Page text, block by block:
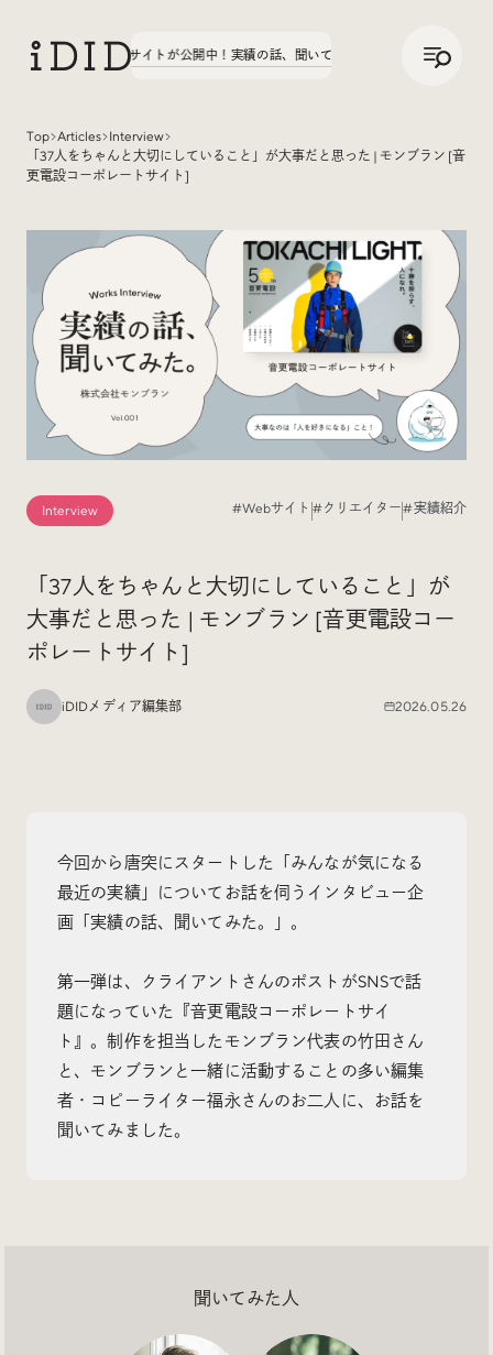
園70周年サイトが公開中！実績の話、聞いてみた。第3弾、八文字学園70周年サイ
JP
Articles
Interview インタビュー
Sites Of Interest 今月の気になるサイト
Events イベント
Other そのほか
Today’s Bookmark
今日のブクマ
れを、ほぼ毎日1つずつ紹介しています。
Radio
iDID Podcast
Top Articles Interview
「37人をちゃんと大切にしていること」が大事だと思った | モンブラン [音
更電設コーポレートサイト]
Interview #Webサイト #クリエイター#実績紹介
「37人をちゃんと大切にしていること」が
大事だと思った | モンブラン [音更電設コー
ポレートサイト]
iDIDメディア編集部 2026.05.26
今回から唐突にスタートした「みんなが気になる
最近の実績」についてお話を伺うインタビュー企
画「実績の話、聞いてみた。」。
第一弾は、クライアントさんのポストがSNSで話
題になっていた『音更電設コーポレートサイ
ト』。制作を担当したモンブラン代表の竹田さん
と、モンブランと一緒に活動することの多い編集
者・コピーライター福永さんのお二人に、お話を
聞いてみました。
聞いてみた人